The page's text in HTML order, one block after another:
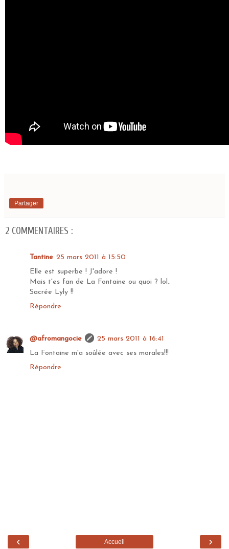
Partager
2 COMMENTAIRES :
Tantine 25 mars 2011 à 15:50
Elle est superbe ! J'adore !
Mais t'es fan de La Fontaine ou quoi ? lol..
Sacrée Lyly !!
Répondre
@afromangocie
25 mars 2011 à 16:41
La Fontaine m'a soûlée avec ses morales!!!
Répondre
‹ ›
Accueil